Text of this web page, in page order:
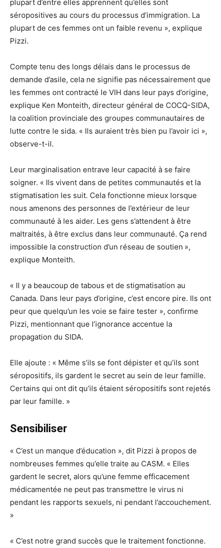
plupart d’entre elles apprennent qu’elles sont
séropositives au cours du processus d’immigration. La
plupart de ces femmes ont un faible revenu », explique
Pizzi.
Compte tenu des longs délais dans le processus de
demande d’asile, cela ne signifie pas nécessairement que
les femmes ont contracté le VIH dans leur pays d’origine,
explique Ken Monteith, directeur général de COCQ-SIDA,
la coalition provinciale des groupes communautaires de
lutte contre le sida. « Ils auraient très bien pu l’avoir ici »,
observe-t-il.
Leur marginalisation entrave leur capacité à se faire
soigner. « Ils vivent dans de petites communautés et la
stigmatisation les suit. Cela fonctionne mieux lorsque
nous amenons des personnes de l’extérieur de leur
communauté à les aider. Les gens s’attendent à être
maltraités, à être exclus dans leur communauté. Ça rend
impossible la construction d’un réseau de soutien »,
explique Monteith.
« Il y a beaucoup de tabous et de stigmatisation au
Canada. Dans leur pays d’origine, c’est encore pire. Ils ont
peur que quelqu’un les voie se faire tester », confirme
Pizzi, mentionnant que l’ignorance accentue la
propagation du SIDA.
Elle ajoute : « Même s’ils se font dépister et qu’ils sont
séropositifs, ils gardent le secret au sein de leur famille.
Certains qui ont dit qu’ils étaient séropositifs sont rejetés
par leur famille. »
Sensibiliser
« C’est un manque d’éducation », dit Pizzi à propos de
nombreuses femmes qu’elle traite au CASM. « Elles
gardent le secret, alors qu’une femme efficacement
médicamentée ne peut pas transmettre le virus ni
pendant les rapports sexuels, ni pendant l’accouchement.
»
« C’est notre grand succès que le traitement fonctionne.